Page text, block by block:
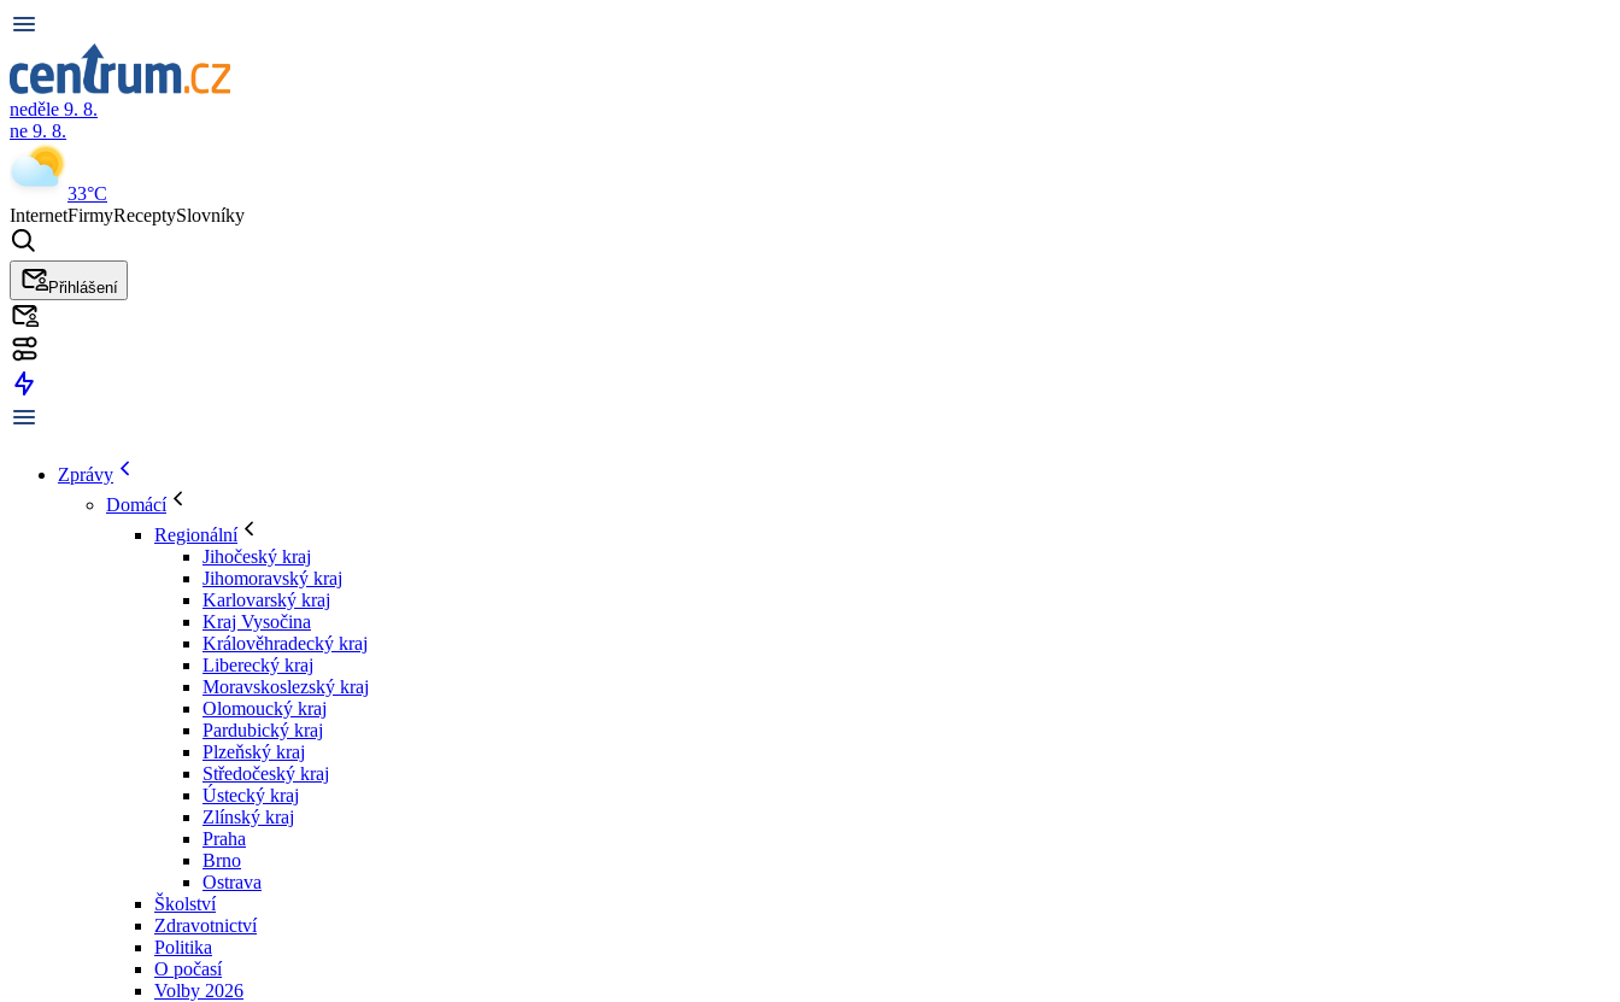
neděle 9. 8.
ne 9. 8.
33°C
InternetFirmyReceptySlovníky
Přihlášení
Zprávy
Domácí
Regionální
Jihočeský kraj
Jihomoravský kraj
Karlovarský kraj
Kraj Vysočina
Králověhradecký kraj
Liberecký kraj
Moravskoslezský kraj
Olomoucký kraj
Pardubický kraj
Plzeňský kraj
Středočeský kraj
Ústecký kraj
Zlínský kraj
Praha
Brno
Ostrava
Školství
Zdravotnictví
Politika
O počasí
Volby 2026